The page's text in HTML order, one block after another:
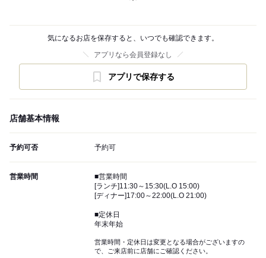
気になるお店を保存すると、いつでも確認できます。
アプリなら会員登録なし
アプリで保存する
店舗基本情報
予約可否 予約可
営業時間
■営業時間
[ランチ]11:30～15:30(L.O 15:00)
[ディナー]17:00～22:00(L.O 21:00)
■定休日
年末年始
営業時間・定休日は変更となる場合がございますの
で、ご来店前に店舗にご確認ください。